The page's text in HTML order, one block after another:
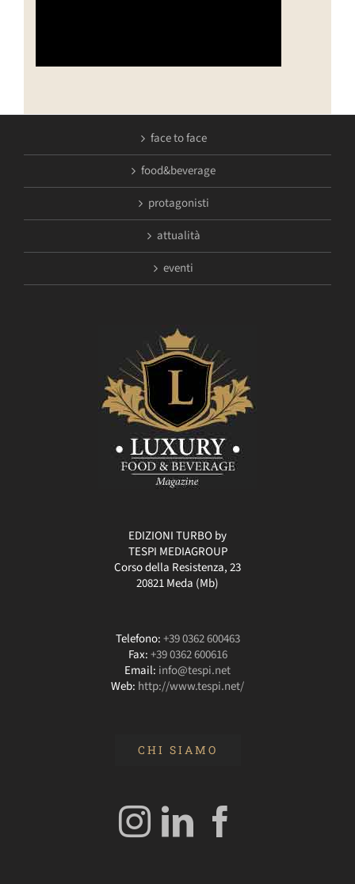
face to face
food&beverage
protagonisti
attualità
eventi
EDIZIONI TURBO by
TESPI MEDIAGROUP
Corso della Resistenza, 23
20821 Meda (Mb)
Telefono:+39 0362 600463
Fax:+39 0362 600616
Email: info@tespi.net
Web: http://www.tespi.net/
CHI SIAMO